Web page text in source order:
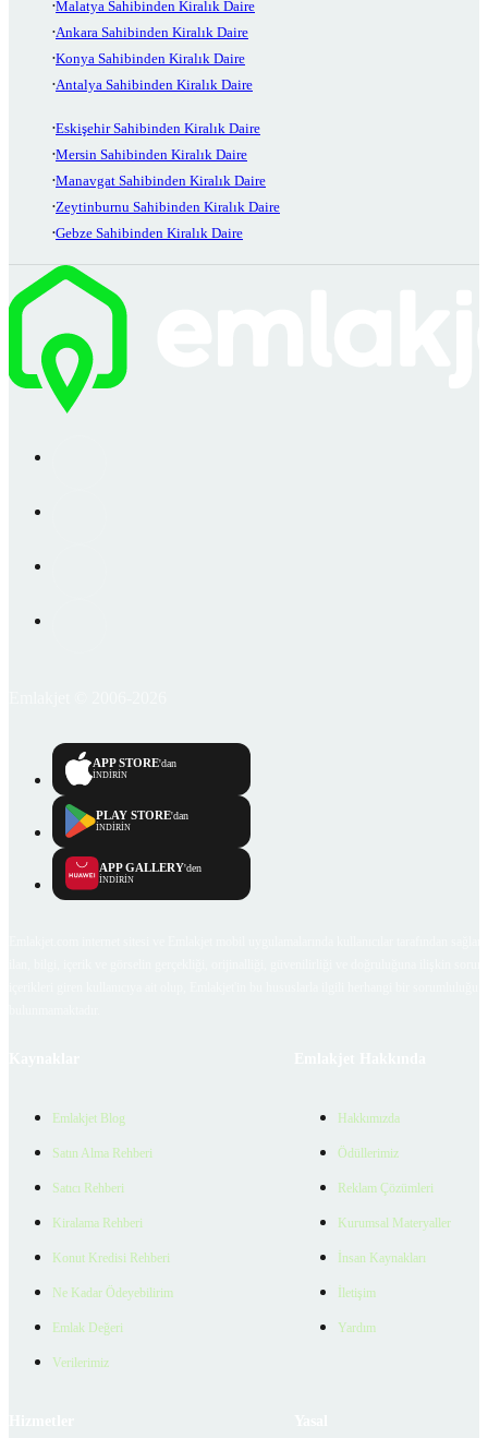
Malatya Sahibinden Kiralık Daire
Ankara Sahibinden Kiralık Daire
Konya Sahibinden Kiralık Daire
Antalya Sahibinden Kiralık Daire
Eskişehir Sahibinden Kiralık Daire
Mersin Sahibinden Kiralık Daire
Manavgat Sahibinden Kiralık Daire
Zeytinburnu Sahibinden Kiralık Daire
Gebze Sahibinden Kiralık Daire
APP STORE'dan
İNDİRİN
PLAY STORE'dan
İNDİRİN
APP GALLERY'den
İNDİRİN
Emlakjet Blog
Satın Alma Rehberi
Satıcı Rehberi
Kiralama Rehberi
Konut Kredisi Rehberi
Ne Kadar Ödeyebilirim
Emlak Değeri
Verilerimiz
Hakkımızda
Ödüllerimiz
Reklam Çözümleri
Kurumsal Materyaller
İnsan Kaynakları
İletişim
Yardım